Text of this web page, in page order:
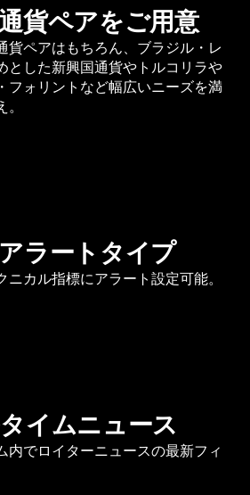
貨ペアをご用意
貨ペアはもちろん、ブラジル・レ
とした新興国通貨やトルコリラや
フォリントなど幅広いニーズを満
ラートタイプ
ニカル指標にアラート設定可能。
イムニュース
内でロイターニュースの最新フィ